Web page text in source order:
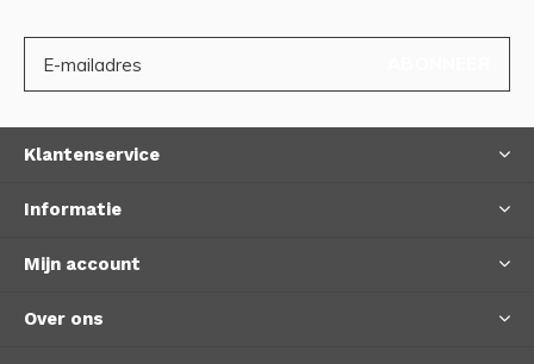
Klantenservice
Informatie
Mijn account
Over ons